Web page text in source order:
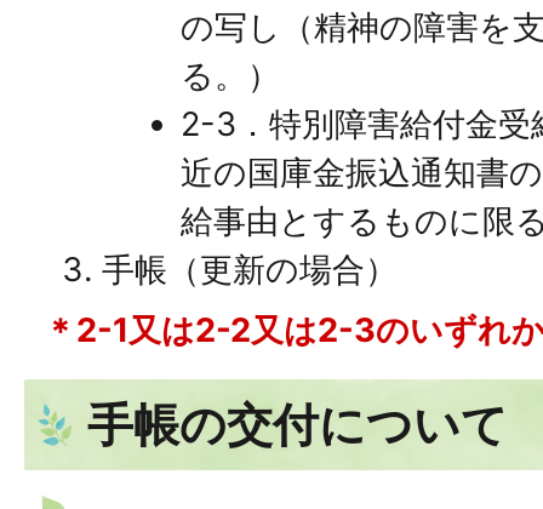
の写し（精神の障害を
る。）
2-3．特別障害給付金
近の国庫金振込通知書
給事由とするものに限
手帳（更新の場合）
＊2-1又は2-2又は2-3のいずれ
手帳の交付について